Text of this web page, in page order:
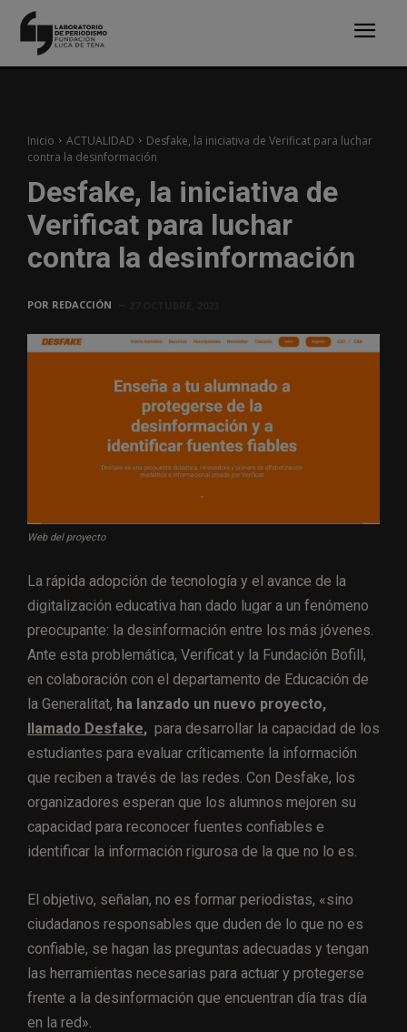
Inicio ACTUALIDAD
Desfake, la iniciativa de Verificat para luchar
contra la desinformación
Desfake, la iniciativa de
Verificat para luchar
contra la desinformación
POR REDACCIÓN
Web del proyecto
La rápida adopción de tecnología y el avance de la
digitalización educativa han dado lugar a un fenómeno
preocupante: la desinformación entre los más jóvenes.
Ante esta problemática, Verificat y la Fundación Bofill,
en colaboración con el departamento de Educación de
la Generalitat, ha lanzado un nuevo proyecto,
llamado Desfake, para desarrollar la capacidad de los
estudiantes para evaluar críticamente la información
que reciben a través de las redes. Con Desfake, los
organizadores esperan que los alumnos mejoren su
capacidad para reconocer fuentes confiables e
identificar la información rigurosa de la que no lo es.
El objetivo, señalan, no es formar periodistas, «sino
ciudadanos responsables que duden de lo que no es
confiable, se hagan las preguntas adecuadas y tengan
las herramientas necesarias para actuar y protegerse
frente a la desinformación que encuentran día tras día
en la red».